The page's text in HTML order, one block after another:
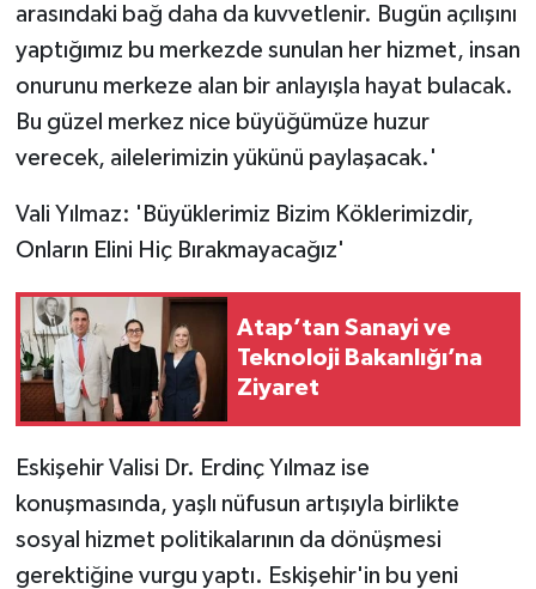
arasındaki bağ daha da kuvvetlenir. Bugün açılışını
yaptığımız bu merkezde sunulan her hizmet, insan
onurunu merkeze alan bir anlayışla hayat bulacak.
Bu güzel merkez nice büyüğümüze huzur
verecek, ailelerimizin yükünü paylaşacak.'
Vali Yılmaz: 'Büyüklerimiz Bizim Köklerimizdir,
Onların Elini Hiç Bırakmayacağız'
Atap’tan Sanayi ve
Teknoloji Bakanlığı’na
Ziyaret
Eskişehir Valisi Dr. Erdinç Yılmaz ise
konuşmasında, yaşlı nüfusun artışıyla birlikte
sosyal hizmet politikalarının da dönüşmesi
gerektiğine vurgu yaptı. Eskişehir'in bu yeni